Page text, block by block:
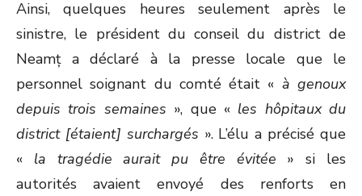
Ainsi, quelques heures seulement après le
sinistre, le président du conseil du district de
Neamț a déclaré à la presse locale que le
personnel soignant du comté était « à genoux
depuis trois semaines », que « les hôpitaux du
district [étaient] surchargés ». L’élu a précisé que
« la tragédie aurait pu être évitée » si les
autorités avaient envoyé des renforts en